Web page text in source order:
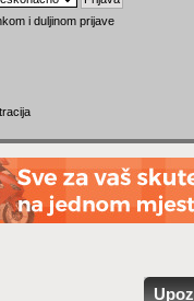
i duljinom prijave